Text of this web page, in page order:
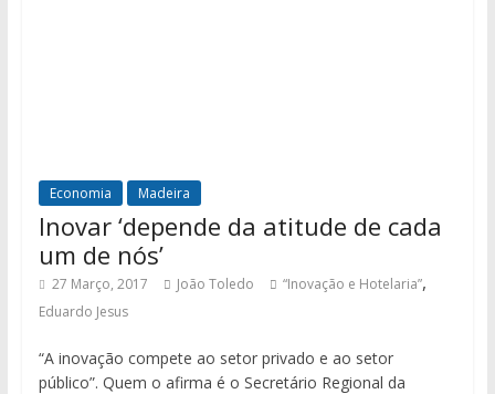
Economia Madeira
Inovar ‘depende da atitude de cada
um de nós’
27 Março, 2017 João Toledo “Inovação e Hotelaria”,
Eduardo Jesus
“A inovação compete ao setor privado e ao setor
público”. Quem o afirma é o Secretário Regional da